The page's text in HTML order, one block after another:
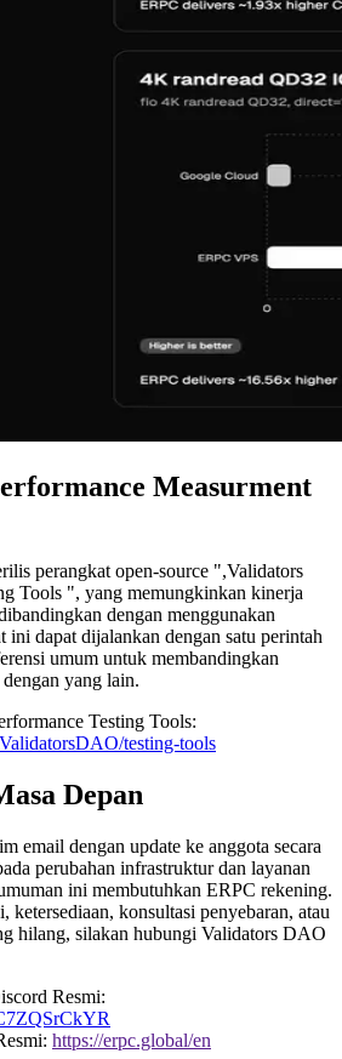
Measurment
perangkat open-source ",Validators
Tools ", yang memungkinkan kinerja
dengan menggunakan
ini dapat dijalankan dengan satu perintah
umum untuk membandingkan
yang lain.
Testing Tools:
testing-tools
Depan
email dengan update ke anggota secara
perubahan infrastruktur dan layanan
ini membutuhkan ERPC rekening.
konsultasi penyebaran, atau
hilang, silakan hubungi Validators DAO
Resmi:
https://erpc.global/en